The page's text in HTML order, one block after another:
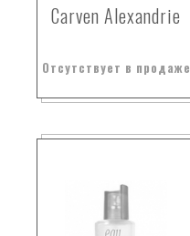
Carven Alexandrie
Отсутствует в продаже